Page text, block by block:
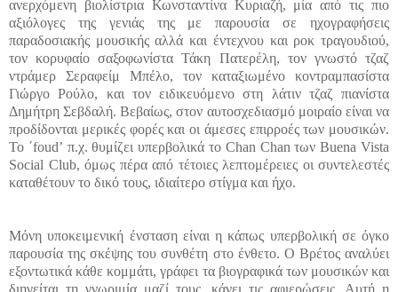
ανερχόμενη βιολίστρια Κωνσταντίνα Κυριαζή, μία από τις πιο
αξιόλογες της γενιάς της με παρουσία σε ηχογραφήσεις
παραδοσιακής μουσικής αλλά και έντεχνου και ροκ τραγουδιού,
τον κορυφαίο σαξοφωνίστα Τάκη Πατερέλη, τον γνωστό τζαζ
ντράμερ Σεραφείμ Μπέλο, τον καταξιωμένο κοντραμπασίστα
Γιώργο Ρούλο, και τον ειδικευόμενο στη λάτιν τζαζ πιανίστα
Δημήτρη Σεβδαλή. Βεβαίως, στον αυτοσχεδιασμό μοιραίο είναι να
προδίδονται μερικές φορές και οι άμεσες επιρροές των μουσικών.
Το ΄foud’ π.χ. θυμίζει υπερβολικά το Chan ChanτωνBuena Vista
Social Club, όμως πέρα από τέτοιες λεπτομέρειες οι συντελεστές
καταθέτουν το δικό τους, ιδιαίτερο στίγμα και ήχο.
Μόνη υποκειμενική ένσταση είναι η κάπως υπερβολική σε όγκο
παρουσία της σκέψης του συνθέτη στο ένθετο. Ο Βρέτος αναλύει
εξοντωτικά κάθε κομμάτι, γράφει τα βιογραφικά των μουσικών και
διηγείται τη γνωριμία μαζί τους, κάνει τις αφιερώσεις. Αυτή η